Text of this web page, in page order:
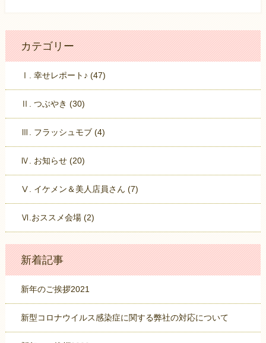
カテゴリー
Ⅰ. 幸せレポート♪ (47)
Ⅱ. つぶやき (30)
Ⅲ. フラッシュモブ (4)
Ⅳ. お知らせ (20)
Ⅴ. イケメン＆美人店員さん (7)
Ⅵ.おススメ会場 (2)
新着記事
新年のご挨拶2021
新型コロナウイルス感染症に関する弊社の対応について